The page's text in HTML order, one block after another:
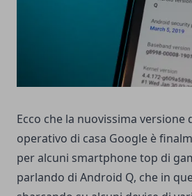
Ecco che la nuovissima versione
operativo di casa Google è
per alcuni smartphone top di
parlando di Android Q, che in